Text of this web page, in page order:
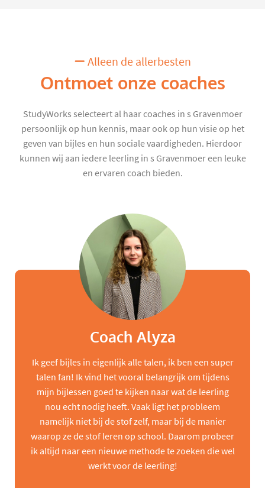
Alleen de allerbesten
Ontmoet onze coaches
StudyWorks selecteert al haar coaches in s Gravenmoer
persoonlijk op hun kennis, maar ook op hun visie op het
geven van bijles en hun sociale vaardigheden. Hierdoor
kunnen wij aan iedere leerling in s Gravenmoer een leuke
en ervaren coach bieden.
Coach Alyza
Ik geef bijles in eigenlijk alle talen, ik ben een super
talen fan! Ik vind het vooral belangrijk om tijdens
mijn bijlessen goed te kijken naar wat de leerling
nou echt nodig heeft. Vaak ligt het probleem
namelijk niet bij de stof zelf, maar bij de manier
waarop ze de stof leren op school. Daarom probeer
ik altijd naar een nieuwe methode te zoeken die wel
werkt voor de leerling!